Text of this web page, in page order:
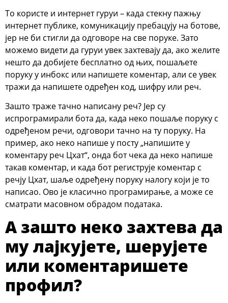
То користе и интернет гуруи – када стекну пажњу
интернет публике, комуникацију пребацују на ботове,
јер не би стигли да одговоре на све поруке. Зато
можемо видети да гуруи увек захтевају да, ако желите
нешто да добијете бесплатно од њих, пошаљете
поруку у инбокс или напишете коментар, али се увек
тражи да напишете одређен код, шифру или реч.
Зашто траже тачно написану реч? Јер су
испрограмирали бота да, када неко пошаље поруку с
одређеном речи, одговори тачно на ту поруку. На
пример, ако неко напише у посту „напишите у
коментару реч Цхат“, онда бот чека да неко напише
такав коментар, и када бот региструје коментар с
речју Цхат, шаље одређену поруку налогу који је то
написао. Ово је класично програмирање, а може се
сматрати масовном обрадом података.
А зашто неко захтева да
му лајкујете, шерујете
или коментаришете
профил?